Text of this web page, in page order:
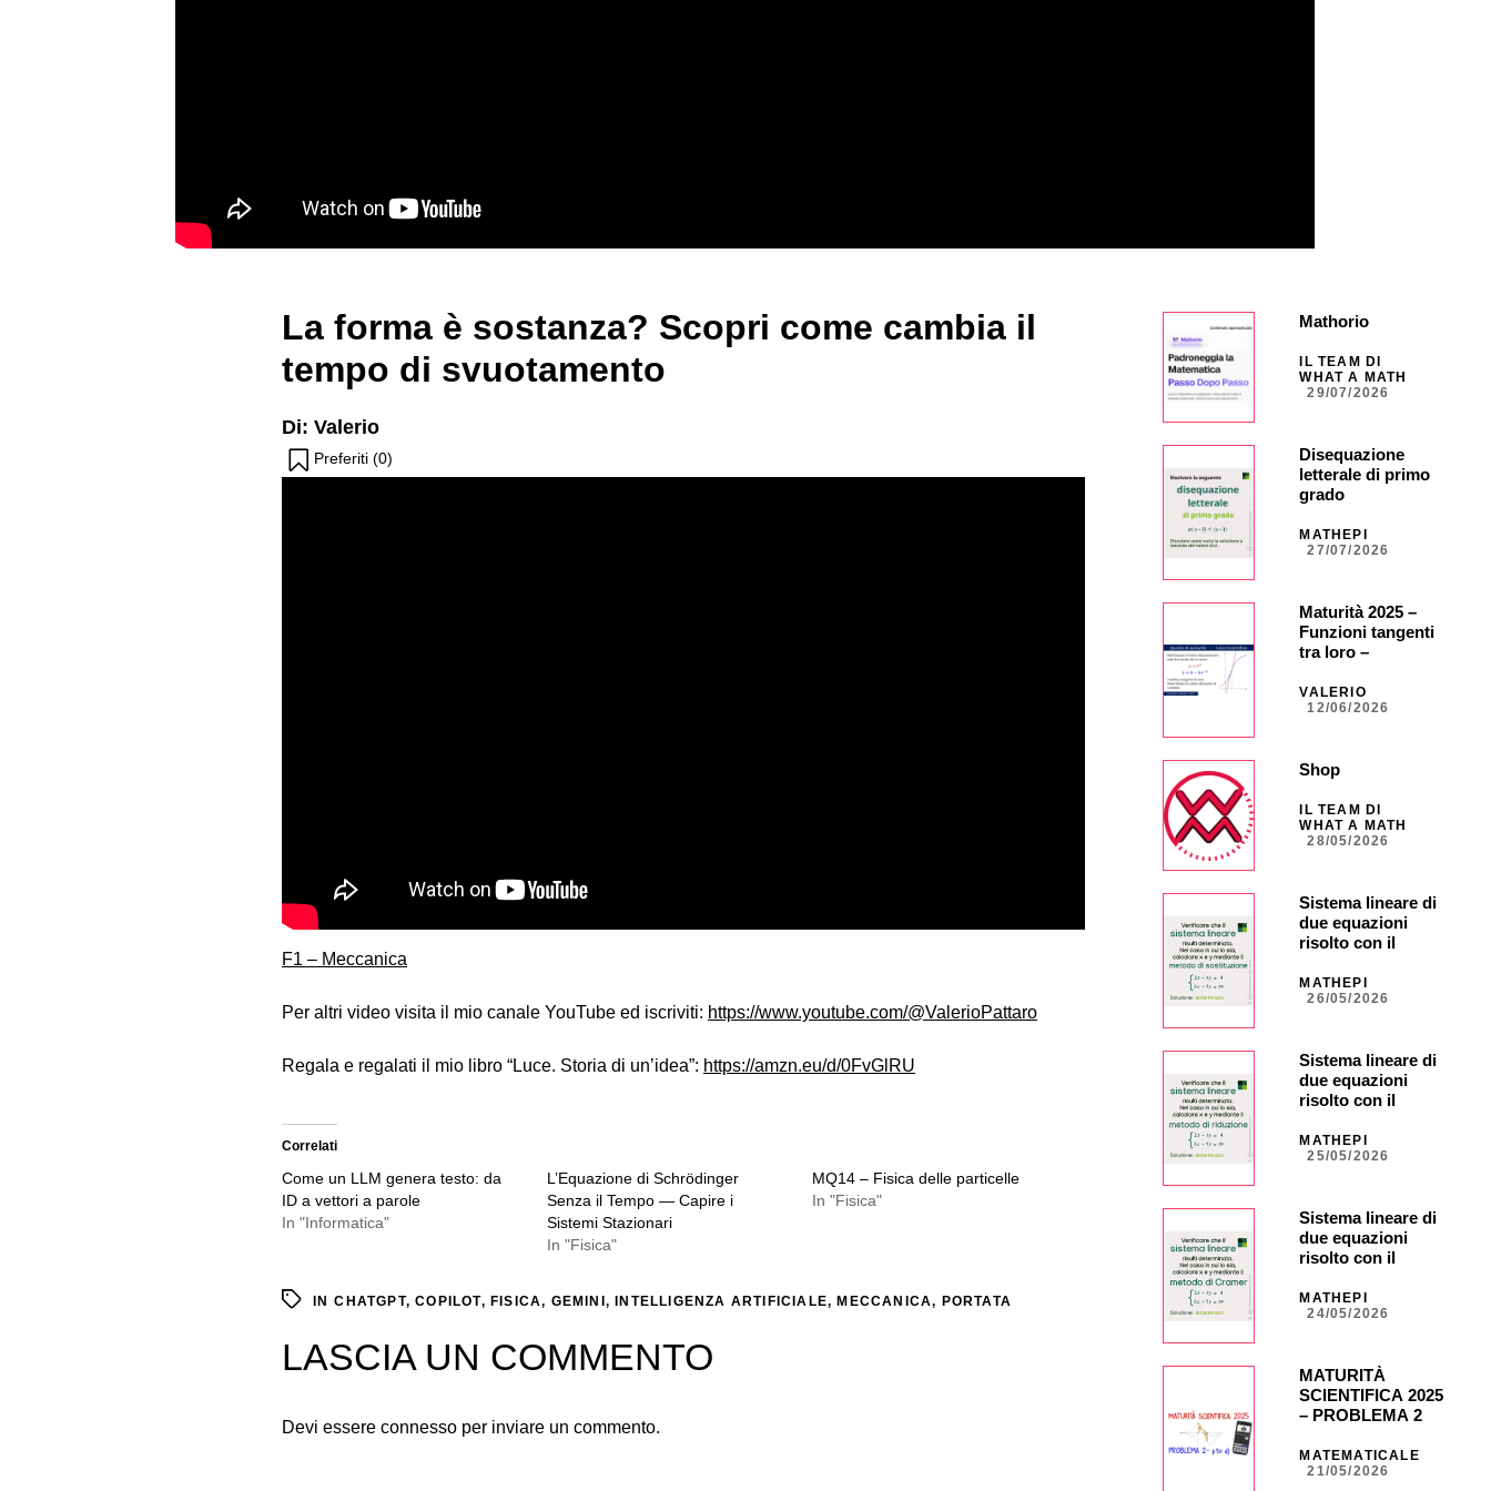
La forma è sostanza? Scopri come cambia il
tempo di svuotamento
Di: Valerio
Preferiti (0)
F1 – Meccanica
Per altri video visita il mio canale YouTube ed iscriviti: https://www.youtube.com/@ValerioPattaro
Regala e regalati il mio libro “Luce. Storia di un’idea”: https://amzn.eu/d/0FvGlRU
Correlati
Come un LLM genera testo: da
ID a vettori a parole
In "Informatica"
L’Equazione di Schrödinger
Senza il Tempo — Capire i
Sistemi Stazionari
In "Fisica"
MQ14 – Fisica delle particelle
In "Fisica"
IN CHATGPT,COPILOT,FISICA, GEMINI,INTELLIGENZA ARTIFICIALE,MECCANICA, PORTATA
LASCIA UN COMMENTO
Devi essere connesso per inviare un commento.
Mathorio
IL TEAM DI
WHAT A MATH
29/07/2026
Disequazione
letterale di primo
grado
MATHEPI
27/07/2026
Maturità 2025 –
Funzioni tangenti
tra loro –
Quesito 5
VALERIO
12/06/2026
Shop
IL TEAM DI
WHAT A MATH
28/05/2026
Sistema lineare di
due equazioni
risolto con il
sostituzione
MATHEPI
26/05/2026
Sistema lineare di
due equazioni
risolto con il
riduzione
MATHEPI
25/05/2026
Sistema lineare di
due equazioni
risolto con il
MATHEPI
24/05/2026
MATURITÀ
SCIENTIFICA 2025
– PROBLEMA 2 –
grafica CASIO fx-
CG50 _ NA40 _
MATEMATICALE
21/05/2026